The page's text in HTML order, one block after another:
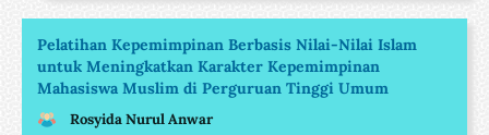
Pelatihan Kepemimpinan Berbasis Nilai-Nilai Islam
untuk Meningkatkan Karakter Kepemimpinan
Mahasiswa Muslim di Perguruan Tinggi Umum
Rosyida Nurul Anwar